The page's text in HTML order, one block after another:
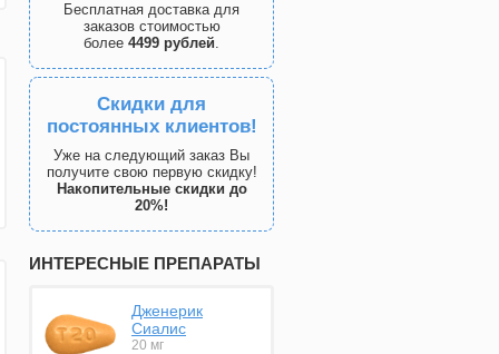
Бесплатная доставка для
заказов стоимостью
более 4499 рублей.
Скидки для
постоянных клиентов!
Уже на следующий заказ Вы
получите свою первую скидку!
Накопительные скидки до
20%!
ИНТЕРЕСНЫЕ ПРЕПАРАТЫ
Дженерик
Сиалис
20 мг